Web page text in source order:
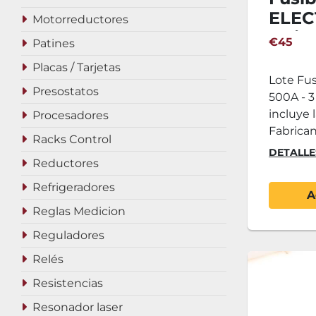
Motorreductores
Patines
Placas / Tarjetas
Presostatos
Procesadores
Racks Control
Reductores
Refrigeradores
Reglas Medicion
Reguladores
Relés
Resistencias
Resonador laser
€45
Lote
500A -
incluye